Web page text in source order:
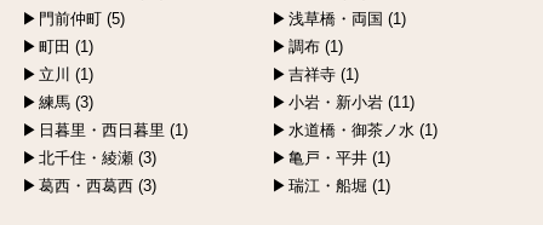
門前仲町 (5)
浅草橋・両国 (1)
町田 (1)
調布 (1)
立川 (1)
吉祥寺 (1)
練馬 (3)
小岩・新小岩 (11)
日暮里・西日暮里 (1)
水道橋・御茶ノ水 (1)
北千住・綾瀬 (3)
亀戸・平井 (1)
葛西・西葛西 (3)
瑞江・船堀 (1)